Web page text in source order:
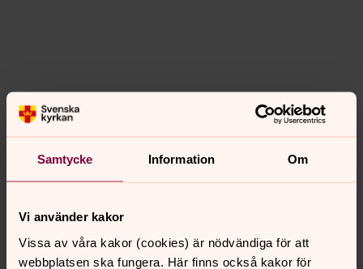
Samtycke Information Om
Vi använder kakor
Vissa av våra kakor (cookies) är nödvändiga för att
webbplatsen ska fungera. Här finns också kakor för
Vill du veta mer?